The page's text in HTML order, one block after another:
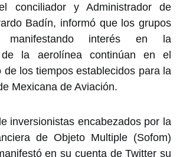
conciliador y Administrador de
Badín, informó que los grupos
manifestando interés en la
de la aerolínea continúan en el
de los tiempos establecidos para la
Mexicana de Aviación.
inversionistas encabezados por la
de Objeto Multiple (Sofom)
en su cuenta de Twitter su